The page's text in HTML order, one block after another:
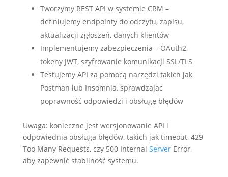
Tworzymy REST API w systemie CRM –
definiujemy endpointy do odczytu, zapisu,
aktualizacji zgłoszeń, danych klientów
Implementujemy zabezpieczenia – OAuth2,
tokeny JWT, szyfrowanie komunikacji SSL/TLS
Testujemy API za pomocą narzędzi takich jak
Postman lub Insomnia, sprawdzając
poprawność odpowiedzi i obsługę błędów
Uwaga: konieczne jest wersjonowanie API i
odpowiednia obsługa błędów, takich jak timeout, 429
Too Many Requests, czy 500 Internal ServerError,
aby zapewnić stabilność systemu.